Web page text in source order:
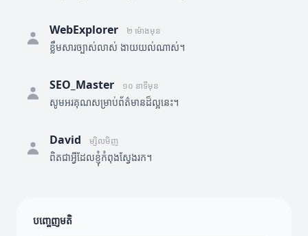
WebExplorer ២ ម៉ោងមុន
ខ្លឹមសារច្បាស់លាស់ ងាយយល់ណាស់។
SEO_Master ១០ នាទីមុន
សូមអរគុណសម្រាប់ព័ត៌មានដ៏ល្អនេះ។
David ម្សិលមិញ
ពិតជាអ្វីដែលខ្ញុំកំពុងស្វែងរក។
បញ្ចេញមតិ